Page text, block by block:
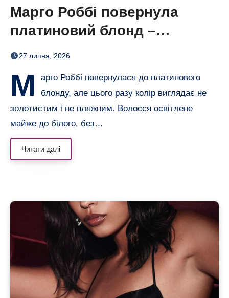
Марго Роббі повернула
платиновий блонд –
настільки світлого волосся
27 липня, 2026
М
арго Роббі повернулася до платинового
блонду, але цього разу колір виглядає не
золотистим і не пляжним. Волосся освітлене
майже до білого, без…
Читати далі